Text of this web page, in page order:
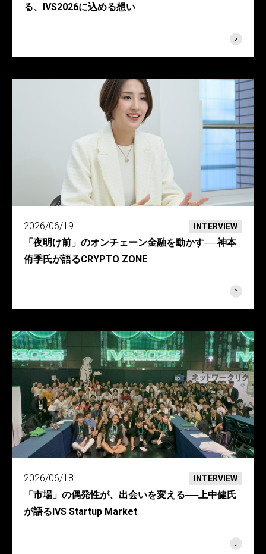
る、IVS2026に込める想い
2026/06/19 INTERVIEW
「夜明け前」のオンチェーン金融を動かす──神本
侑季氏が語るCRYPTO ZONE
2026/06/18 INTERVIEW
「市場」の偶発性が、出会いを変える──上中健氏
が語るIVS Startup Market